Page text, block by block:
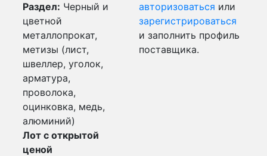
Раздел: Черный и
цветной
металлопрокат,
метизы (лист,
швеллер, уголок,
арматура,
проволока,
оцинковка, медь,
алюминий)
Лот с открытой
ценой
авторизоваться или
зарегистрироваться
и заполнить профиль
поставщика.